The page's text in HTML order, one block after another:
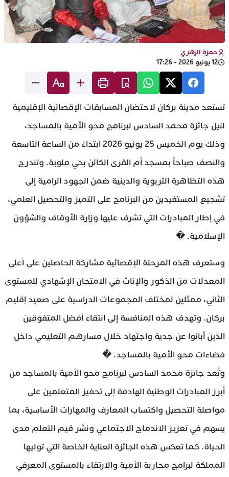
حمزة الزهري
12 يونيو 2026 - 17:26
تستعد مدينة بركان لاحتضان المسابقات الإقصائية الإقليمية
لنيل جائزة محمد السادس لبرنامج محو الأمية بالمساجد،
وذلك يوم الخميس 25 يونيو 2026 ابتداءً من الساعة التاسعة
والنصف صباحاً بمسجد أم القرى الكائن بحي ملوية. وتندرج
هذه التظاهرة التربوية والدينية ضمن الجهود الرامية إلى
تشجيع المستفيدين من البرنامج على التميز والتحصيل العلمي،
في إطار المبادرات التي تشرف عليها وزارة الأوقاف والشؤون
الإسلامية. �
وستعرف هذه المرحلة الإقصائية مشاركة الحاصلين على أعلى
المعدلات من الذكور والإناث في الامتحان الإشهادي للمستوى
الثاني، ممثلين لمختلف المجموعات الدراسية على صعيد إقليم
بركان. وتهدف هذه المنافسة إلى انتقاء أفضل المتفوقين
الذين أبانوا عن جدية واجتهاد خلال مسارهم التعليمي داخل
فضاءات محو الأمية بالمساجد. �
وتُعد جائزة محمد السادس لبرنامج محو الأمية بالمساجد من
أبرز المبادرات الوطنية الهادفة إلى تحفيز المتعلمين على
مواصلة التحصيل واكتساب المعارف والمهارات الأساسية، بما
يسهم في تعزيز الاندماج الاجتماعي ونشر قيم التعلم مدى
الحياة. كما تعكس هذه الجائزة العناية الخاصة التي توليها
المملكة لبرامج محاربة الأمية والارتقاء بالمستوى المعرفي